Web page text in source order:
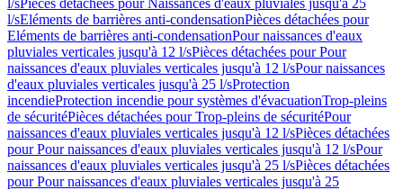
l/sPièces détachées pour Naissances d'eaux pluviales jusqu'à 25
l/sEléments de barrières anti-condensationPièces détachées pour
Eléments de barrières anti-condensationPour naissances d'eaux
pluviales verticales jusqu'à 12 l/sPièces détachées pour Pour
naissances d'eaux pluviales verticales jusqu'à 12 l/sPour naissances
d'eaux pluviales verticales jusqu'à 25 l/sProtection
incendieProtection incendie pour systèmes d'évacuationTrop-pleins
de sécuritéPièces détachées pour Trop-pleins de sécuritéPour
naissances d'eaux pluviales verticales jusqu'à 12 l/sPièces détachées
pour Pour naissances d'eaux pluviales verticales jusqu'à 12 l/sPour
naissances d'eaux pluviales verticales jusqu'à 25 l/sPièces détachées
pour Pour naissances d'eaux pluviales verticales jusqu'à 25